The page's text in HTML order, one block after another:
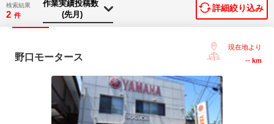
検索結果
2 件
詳細絞り込み
野口モータース
現在地より
-- km